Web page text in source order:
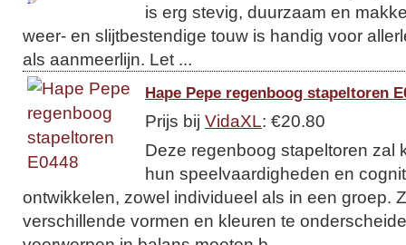
is erg stevig, duurzaam en
weer- en slijtbestendige touw is handig voor
als aanmeerlijn. Let ...
Hape Pepe regenboog stapeltoren
Prijs bij VidaXL: €20.80
Deze regenboog stapeltoren zal
hun speelvaardigheden en
ontwikkelen, zowel individueel als in een groep.
verschillende vormen en kleuren te